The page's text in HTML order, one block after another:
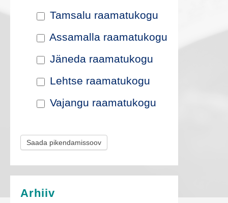
i
s
e
Tamsalu raamatukogu
Assamalla raamatukogu
Jäneda raamatukogu
Lehtse raamatukogu
Vajangu raamatukogu
Saada pikendamissoov
Arhiiv